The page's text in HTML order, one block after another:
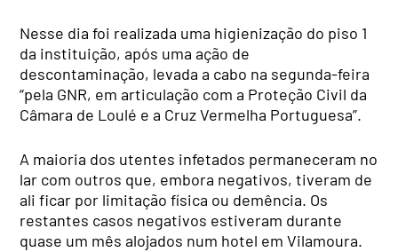
Nesse dia foi realizada uma higienização do piso 1
da instituição, após uma ação de
descontaminação, levada a cabo na segunda-feira
“pela GNR, em articulação com a Proteção Civil da
Câmara de Loulé e a Cruz Vermelha Portuguesa”.
A maioria dos utentes infetados permaneceram no
lar com outros que, embora negativos, tiveram de
ali ficar por limitação física ou demência. Os
restantes casos negativos estiveram durante
quase um mês alojados num hotel em Vilamoura.